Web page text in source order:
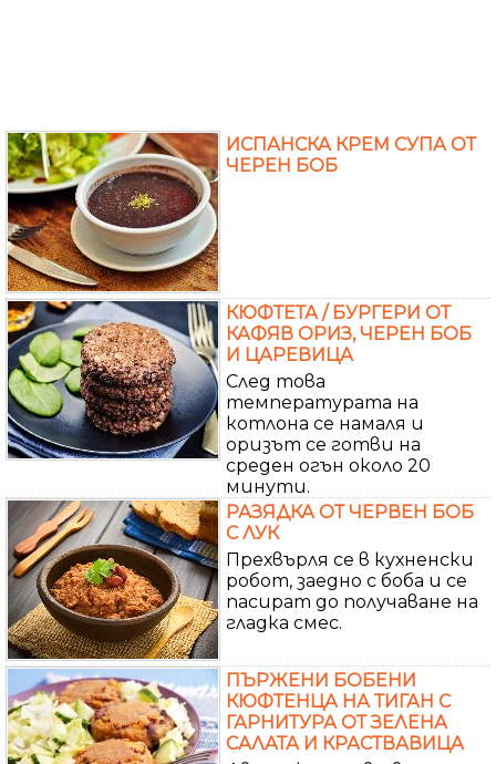
ИСПАНСКА КРЕМ СУПА ОТ
ЧЕРЕН БОБ
КЮФТЕТА / БУРГЕРИ ОТ
КАФЯВ ОРИЗ, ЧЕРЕН БОБ
И ЦАРЕВИЦА
След това
температурата на
котлона се намаля и
оризът се готви на
среден огън около 20
минути.
РАЗЯДКА ОТ ЧЕРВЕН БОБ
С ЛУК
Прехвърля се в кухненски
робот, заедно с боба и се
пасират до получаване на
гладка смес.
ПЪРЖЕНИ БОБЕНИ
КЮФТЕНЦА НА ТИГАН С
ГАРНИТУРА ОТ ЗЕЛЕНА
САЛАТА И КРАСТВАВИЦА